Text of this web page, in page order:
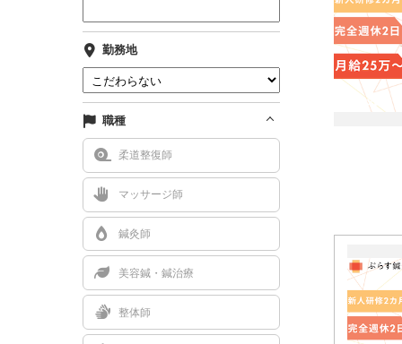
勤務地
職種
柔道整復師
マッサージ師
鍼灸師
美容鍼・鍼治療
整体師